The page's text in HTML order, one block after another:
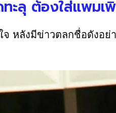
ะลุ ต้องใส่แพมเ
จ หลังมีข่าวตลกชื่อดังอย่